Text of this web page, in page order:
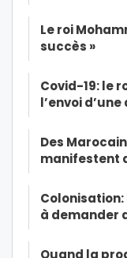
Le roi
succès »
Covid-19: le
l’envoi d’une
Des
manifestent
à demander
Quand la